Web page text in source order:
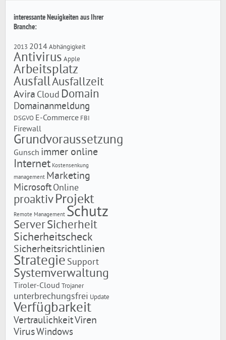
interessante Neuigkeiten aus Ihrer
Branche:
2013 2014 Abhängigkeit
Antivirus Apple
Arbeitsplatz
AusfallAusfallzeit
Avira Cloud Domain
Domainanmeldung
DSGVO E-Commerce FBI
Firewall
Grundvoraussetzung
Gunsch immer online
Internet Kostensenkung
management Marketing
Microsoft Online
proaktivProjekt
Remote Management Schutz
ServerSicherheit
Sicherheitscheck
Sicherheitsrichtlinien
Strategie Support
Systemverwaltung
Tiroler-Cloud Trojaner
unterbrechungsfrei Update
Verfügbarkeit
VertraulichkeitViren
VirusWindows